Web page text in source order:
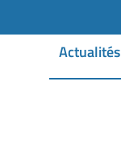
Actualités